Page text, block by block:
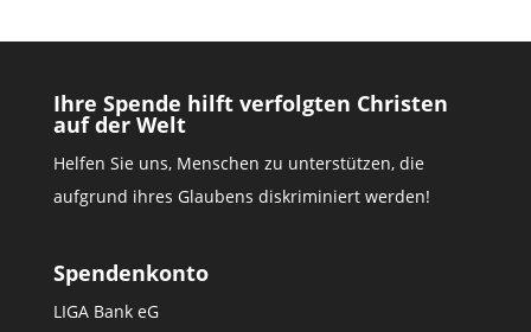
Ihre Spende hilft verfolgten Christen
auf der Welt
Helfen Sie uns, Menschen zu unterstützen, die
aufgrund ihres Glaubens diskriminiert werden!
Spendenkonto
LIGA Bank eG